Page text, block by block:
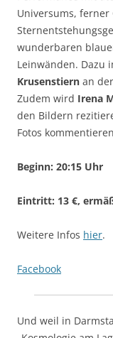
Universums, ferner
wunderbaren
Leinwänden. Dazu
Krusenstiern an
Zudem wird Irena
den Bildern
Fotos
Beginn: 20:15 Uhr
Eintritt: 13 €,
Weitere Infos hier.
Facebook
Und weil in